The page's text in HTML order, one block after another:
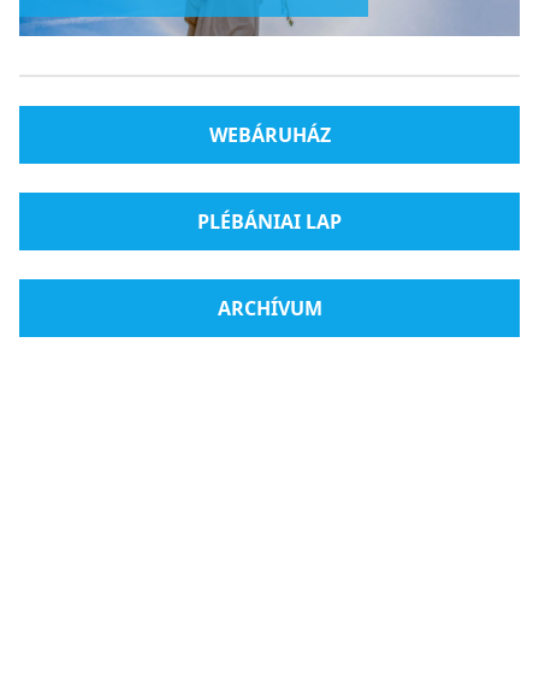
WEBÁRUHÁZ
PLÉBÁNIAI LAP
ARCHÍVUM